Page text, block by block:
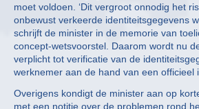
moet voldoen. ‘Dit vergroot onnodig het
onbewust verkeerde identiteitsgegevens
schrijft de minister in de memorie van
concept-wetsvoorstel. Daarom wordt nu
verplicht tot verificatie van de
werknemer aan de hand van een officieel
Overigens kondigt de minister aan op
met een notitie over de problemen rond